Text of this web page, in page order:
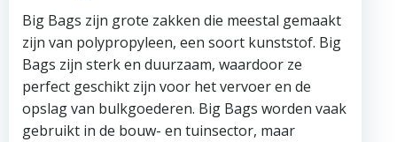
Big Bags zijn grote zakken die meestal gemaakt
zijn van polypropyleen, een soort kunststof. Big
Bags zijn sterk en duurzaam, waardoor ze
perfect geschikt zijn voor het vervoer en de
opslag van bulkgoederen. Big Bags worden vaak
gebruikt in de bouw- en tuinsector, maar